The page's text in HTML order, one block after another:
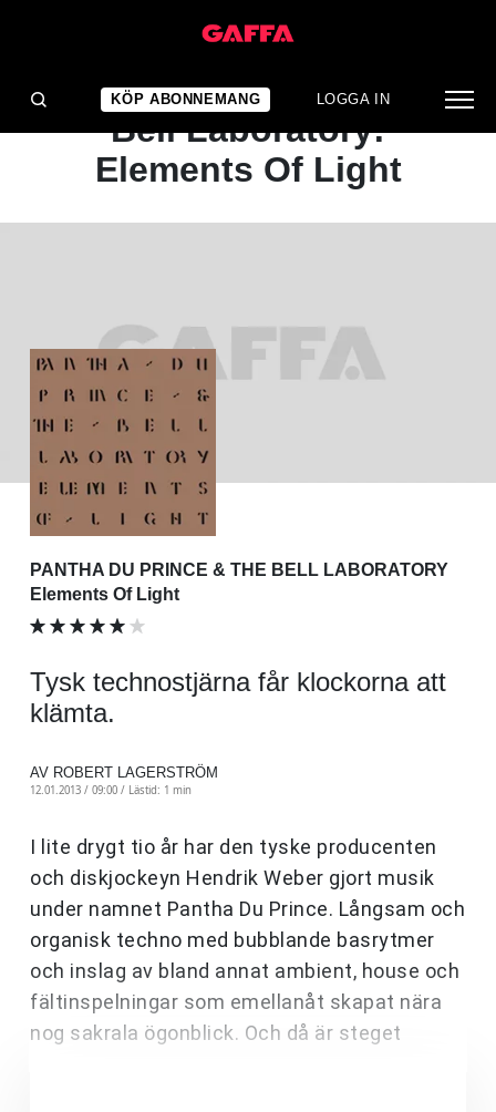
KÖP ABONNEMANG LOGGA IN
ALBUMRECENSION
Pantha Du Prince & The
Bell Laboratory:
Elements Of Light
PANTHA DU PRINCE & THE BELL LABORATORY
Elements Of Light
Tysk technostjärna får klockorna att
klämta.
AV ROBERT LAGERSTRÖM
12.01.2013 / 09:00 / Lästid: 1 min
I lite drygt tio år har den tyske producenten
och diskjockeyn Hendrik Weber gjort musik
under namnet Pantha Du Prince. Långsam och
organisk techno med bubblande basrytmer
och inslag av bland annat ambient, house och
fältinspelningar som emellanåt skapat nära
nog sakrala ögonblick. Och då är steget